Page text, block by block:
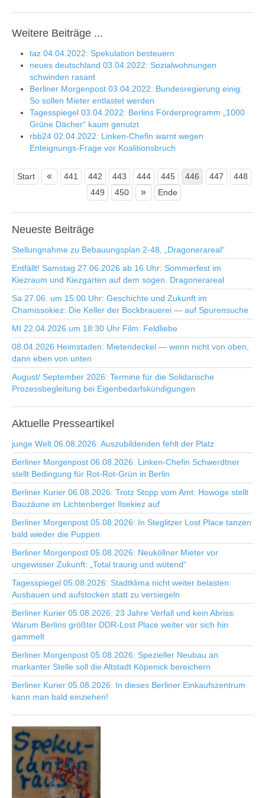
Weitere Beiträge ...
taz 04.04.2022: Spekulation besteuern
neues deutschland 03.04.2022: Sozialwohnungen
schwinden rasant
Berliner Morgenpost 03.04.2022: Bundesregierung einig:
So sollen Mieter entlastet werden
Tagesspiegel 03.04.2022: Berlins Förderprogramm „1000
Grüne Dächer“ kaum genutzt
rbb24 02.04.2022: Linken-Chefin warnt wegen
Enteignungs-Frage vor Koalitionsbruch
Start « 441 442 443 444 445 446 447
448
449
450 » Ende
Neueste Beiträge
Stellungnahme zu Bebauungsplan 2-48, „Dragonerareal“
Entfällt! Samstag 27.06.2026 ab 16 Uhr: Sommerfest im
Kiezraum und Kiezgarten auf dem sogen. Dragonerareal
Sa 27.06. um 15.00 Uhr: Geschichte und Zukunft im
Chamissokiez: Die Keller der Bockbrauerei — auf Spurensuche
MI 22.04.2026 um 18:30 Uhr Film: Feldliebe
08.04.2026 Heimstaden: Mietendeckel — wenn nicht von oben,
dann eben von unten
August/ September 2026: Termine für die Solidarische
Prozessbegleitung bei Eigenbedarfskündigungen
Aktuelle Presseartikel
junge Welt 06.08.2026: Auszubildenden fehlt der Platz
Berliner Morgenpost 06.08.2026: Linken-Chefin Schwerdtner
stellt Bedingung für Rot-Rot-Grün in Berlin
Berliner Kurier 06.08.2026: Trotz Stopp vom Amt: Howoge stellt
Bauzäune im Lichtenberger Ilsekiez auf
Berliner Morgenpost 05.08.2026: In Steglitzer Lost Place tanzen
bald wieder die Puppen
Berliner Morgenpost 05.08.2026: Neuköllner Mieter vor
ungewisser Zukunft: „Total traurig und wütend“
Tagesspiegel 05.08.2026: Stadtklima nicht weiter belasten:
Ausbauen und aufstocken statt zu versiegeln
Berliner Kurier 05.08.2026: 23 Jahre Verfall und kein Abriss:
Warum Berlins größter DDR-Lost Place weiter vor sich hin
gammelt
Berliner Morgenpost 05.08.2026: Spezieller Neubau an
markanter Stelle soll die Altstadt Köpenick bereichern
Berliner Kurier 05.08.2026: In dieses Berliner Einkaufszentrum
kann man bald einziehen!